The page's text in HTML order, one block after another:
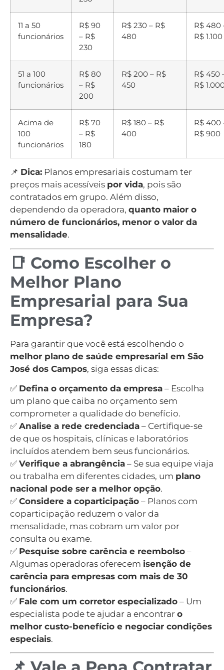
11 a 50
funcionários
R$ 90
– R$
230
R$ 230 – R$
480
R$ 480
R$ 1.100
51 a 100
funcionários
R$ 80
– R$
200
R$ 200 – R$
450
R$ 450
R$
Acima de
100
funcionários
R$ 70
– R$
180
R$ 180 – R$
400
R$ 400
R$ 900
📌 Dica: Planos empresariais costumam ter
preços mais acessíveis por vida, pois são
contratados em grupo. Além disso,
dependendo da operadora, quanto maior o
número de funcionários, menor o valor da
mensalidade.
📑 Como Escolher o
Melhor Plano
Empresarial para Sua
Empresa?
Para garantir que você está escolhendo o
melhor plano de saúde empresarial em São
José dos Campos, siga essas dicas:
✅ Defina o orçamento da empresa – Escolha
um plano que caiba no orçamento sem
comprometer a qualidade do benefício.
✅ Analise a rede credenciada – Certifique-se
de que os hospitais, clínicas e laboratórios
incluídos atendem bem seus funcionários.
✅ Verifique a abrangência – Se sua equipe viaja
ou trabalha em diferentes cidades, um plano
nacional pode ser a melhor opção.
✅ Considere a coparticipação – Planos com
coparticipação reduzem o valor da
mensalidade, mas cobram um valor por
consulta ou exame.
✅ Pesquise sobre carência e reembolso –
Algumas operadoras oferecem isenção de
carência para empresas com mais de 30
funcionários.
✅ Fale com um corretor especializado – Um
especialista pode te ajudar a encontrar o
melhor custo-benefício e negociar condições
especiais.